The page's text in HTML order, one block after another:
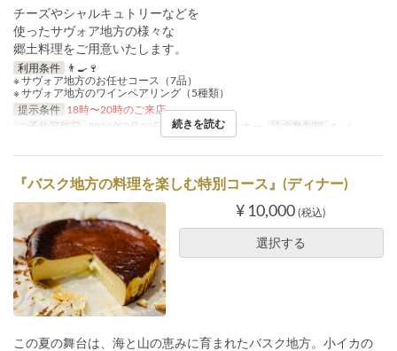
チーズやシャルキュトリーなどを
使ったサヴォア地方の様々な
郷土料理をご用意いたします。
利用条件
👨‍🍳🍷
※ サヴォア地方のお任せコース（7品）
※ サヴォア地方のワインペアリング（5種類）
提示条件 18時〜20時のご来店
ご予約可能日
2020年2月20日 食事時間 ディナー 注文数制限 1 ~ 6
続きを読む
『バスク地方の料理を楽しむ特別コース』(ディナー)
¥ 10,000 (税込)
選択する
この夏の舞台は、海と山の恵みに育まれたバスク地方。小イカの